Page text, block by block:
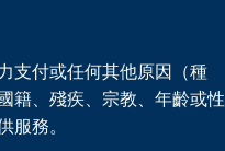
支付或任何其他原因（種
籍、殘疾、宗教、年齡或性
服務。